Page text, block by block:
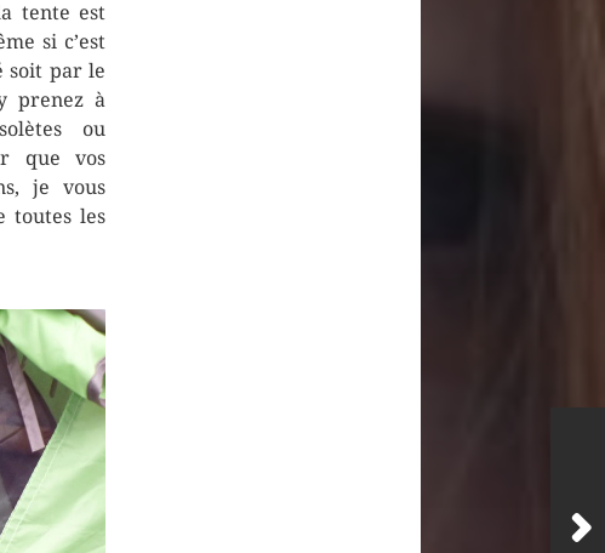
tente est
si c’est
soit par le
prenez à
ou
que vos
je vous
toutes les